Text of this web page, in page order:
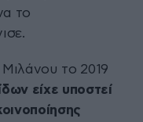
το
το 2019
είχε υποστεί